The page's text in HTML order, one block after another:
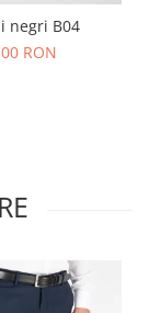
negri B04
RON